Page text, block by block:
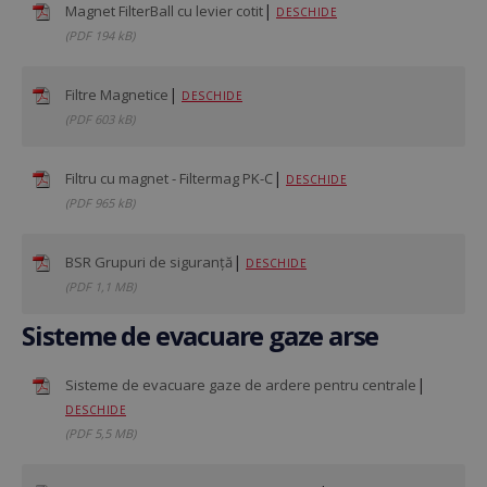
Magnet FilterBall cu levier cotit | DESCHIDE
(PDF 194 kB)
Filtre Magnetice | DESCHIDE
(PDF 603 kB)
Filtru cu magnet - Filtermag PK-C | DESCHIDE
(PDF 965 kB)
BSR Grupuri de siguranță | DESCHIDE
(PDF 1,1 MB)
Sisteme de evacuare gaze arse
Sisteme de evacuare gaze de ardere pentru centrale |
DESCHIDE
(PDF 5,5 MB)
Google